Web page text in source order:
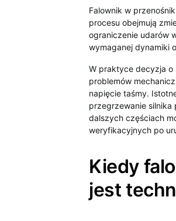
Falownik w
procesu obejmują
ograniczenie udarów
wymaganej dynamiki
W praktyce decyzja o
problemów
napięcie taśmy.
przegrzewanie silnika
dalszych częściach
weryfikacyjnych po
Kiedy
jest